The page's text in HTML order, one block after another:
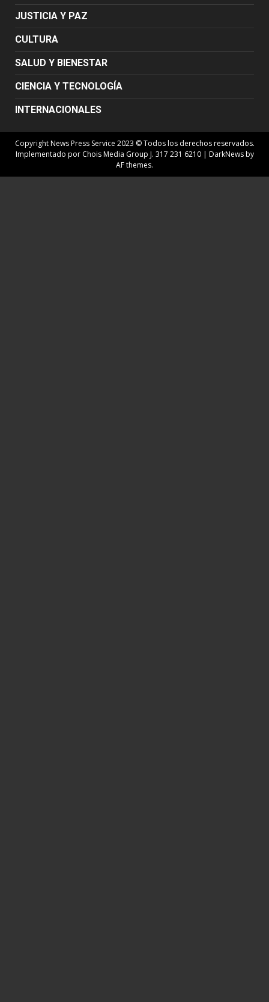
JUSTICIA Y PAZ
CULTURA
SALUD Y BIENESTAR
CIENCIA Y TECNOLOGÍA
INTERNACIONALES
Copyright News Press Service 2023 © Todos los derechos reservados.
Implementado por Chois Media Group J. 317 231 6210 | DarkNewsby
AF themes.